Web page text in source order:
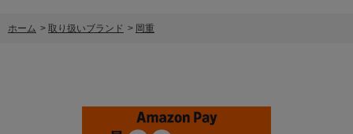
ホーム > 取り扱いブランド > 岡重